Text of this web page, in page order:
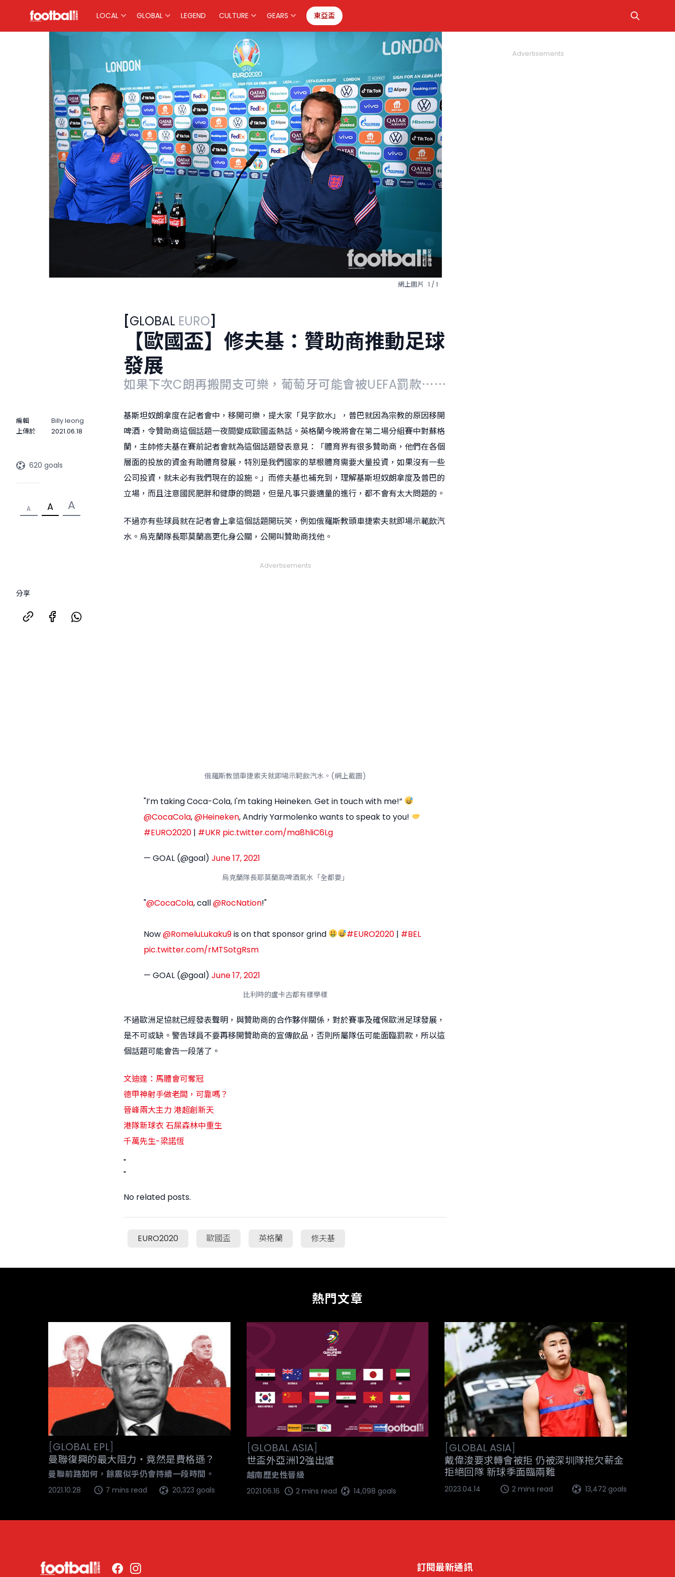
LOCAL GLOBAL LEGEND CULTURE GEARS 東亞盃
網上圖片 1 / 1
[GLOBAL EURO]
【歐國盃】修夫基：贊助商推動足球
發展
如果下次C朗再搬開支可樂，葡萄牙可能會被UEFA罰款⋯⋯
編輯
Billy Ieong
上傳於
2021.06.18
620 goals
A A A
分享
基斯坦奴朗拿度在記者會中，移開可樂，提大家「見字飲水」，普巴就因為宗教的原因移開
啤酒，令贊助商這個話題一夜間變成歐國盃熱話。英格蘭今晚將會在第二場分組賽中對蘇格
蘭，主帥修夫基在賽前記者會就為這個話題發表意見：「體育界有很多贊助商，他們在各個
層面的投放的資金有助體育發展，特別是我們國家的草根體育需要大量投資，如果沒有一些
公司投資，就未必有我們現在的設施。」而修夫基也補充到，理解基斯坦奴朗拿度及普巴的
立場，而且注意國民肥胖和健康的問題，但是凡事只要適量的進行，都不會有太大問題的。
不過亦有些球員就在記者會上拿這個話題開玩笑，例如俄羅斯教頭車捷索夫就即場示範飲汽
水。烏克蘭隊長耶莫蘭高更化身公關，公開叫贊助商找他。
Advertisements
俄羅斯教頭車捷索夫就即場示範飲汽水。(網上截圖)
"I’m taking Coca-Cola, I'm taking Heineken. Get in touch with me!”
@CocaCola,@Heineken, Andriy Yarmolenko wants to speak to you!
#EURO2020 | #UKR pic.twitter.com/ma8hliC6Lg
— GOAL (@goal) June 17, 2021
烏克蘭隊長耶莫蘭高啤酒氣水「全都要」
"@CocaCola, call@RocNation!"
Now@RomeluLukaku9is on that sponsor grind #EURO2020 | #BEL
pic.twitter.com/rMTSotgRsm
— GOAL (@goal) June 17, 2021
比利時的盧卡古都有樣學樣
不過歐洲足協就已經發表聲明，與贊助商的合作夥伴關係，對於賽事及確保歐洲足球發展，
是不可或缺。警告球員不要再移開贊助商的宣傳飲品，否則所屬隊伍可能面臨罰款，所以這
個話題可能會告一段落了。
千萬先生-梁諾恆
港隊新球衣 石屎森林中重生
晉峰兩大主力 港超創新天
德甲神射手做老闆，可靠嗎？
文迪達：馬體會可奪冠
"
"
No related posts.
EURO2020 歐國盃 英格蘭 修夫基
Advertisements
熱門文章
[GLOBAL EPL]
曼聯復興的最大阻力‧竟然是費格遜？
曼聯前路如何，餘震似乎仍會持續一段時間。
2021.10.28 7 mins read 20,323 goals
[GLOBAL ASIA]
世盃外亞洲12強出爐
越南歷史性晉級
2021.06.16 2 mins read 14,098 goals
[GLOBAL ASIA]
戴偉浚要求轉會被拒 仍被深圳隊拖欠薪金
拒絕回隊 新球季面臨兩難
2023.04.14 2 mins read 13,472 goals
FacebookInstagram 訂閱最新通訊